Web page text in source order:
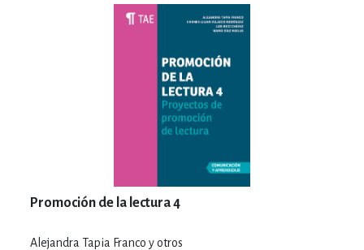
Promoción de la lectura 4
Alejandra Tapia Franco y otros